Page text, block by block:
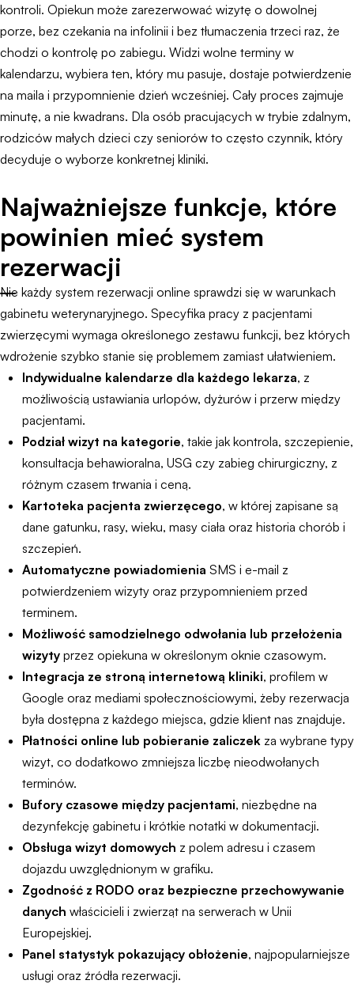
kontroli. Opiekun może zarezerwować wizytę o dowolnej
porze, bez czekania na infolinii i bez tłumaczenia trzeci raz, że
chodzi o kontrolę po zabiegu. Widzi wolne terminy w
kalendarzu, wybiera ten, który mu pasuje, dostaje potwierdzenie
na maila i przypomnienie dzień wcześniej. Cały proces zajmuje
minutę, a nie kwadrans. Dla osób pracujących w trybie zdalnym,
rodziców małych dzieci czy seniorów to często czynnik, który
decyduje o wyborze konkretnej kliniki.
Najważniejsze funkcje, które
powinien mieć system
rezerwacji
Nie każdy system rezerwacji online sprawdzi się w warunkach
gabinetu weterynaryjnego. Specyfika pracy z pacjentami
zwierzęcymi wymaga określonego zestawu funkcji, bez których
wdrożenie szybko stanie się problemem zamiast ułatwieniem.
Indywidualne kalendarze dla każdego lekarza, z
możliwością ustawiania urlopów, dyżurów i przerw między
pacjentami.
Podział wizyt na kategorie, takie jak kontrola, szczepienie,
konsultacja behawioralna, USG czy zabieg chirurgiczny, z
różnym czasem trwania i ceną.
Kartoteka pacjenta zwierzęcego, w której zapisane są
dane gatunku, rasy, wieku, masy ciała oraz historia chorób i
szczepień.
Automatyczne powiadomienia SMS i e-mail z
potwierdzeniem wizyty oraz przypomnieniem przed
terminem.
Możliwość samodzielnego odwołania lub przełożenia
wizyty przez opiekuna w określonym oknie czasowym.
Integracja ze stroną internetową kliniki, profilem w
Google oraz mediami społecznościowymi, żeby rezerwacja
była dostępna z każdego miejsca, gdzie klient nas znajduje.
Płatności online lub pobieranie zaliczek za wybrane typy
wizyt, co dodatkowo zmniejsza liczbę nieodwołanych
terminów.
Bufory czasowe między pacjentami, niezbędne na
dezynfekcję gabinetu i krótkie notatki w dokumentacji.
Obsługa wizyt domowych z polem adresu i czasem
dojazdu uwzględnionym w grafiku.
Zgodność z RODO oraz bezpieczne przechowywanie
danych właścicieli i zwierząt na serwerach w Unii
Europejskiej.
Panel statystyk pokazujący obłożenie, najpopularniejsze
usługi oraz źródła rezerwacji.